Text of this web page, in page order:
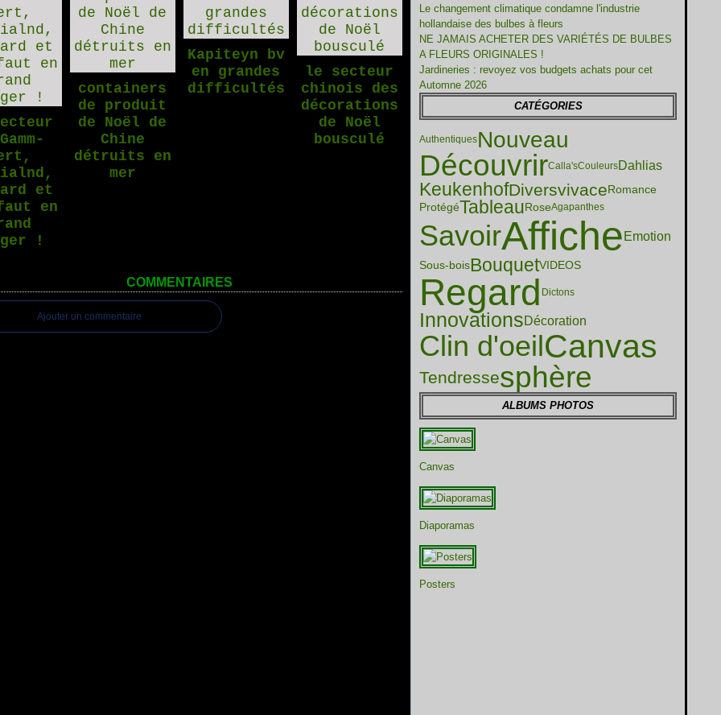
et
en
!
containers
de produit
de Noël de
Chine
détruits en
mer
Kapiteyn bv
en grandes
difficultés
le secteur
chinois des
décorations
de Noël
bousculé
COMMENTAIRES
Ajouter un commentaire
Le changement climatique condamne l'industrie
hollandaise des bulbes à fleurs
NE JAMAIS ACHETER DES VARIÉTÉS DE BULBES
A FLEURS ORIGINALES !
Jardineries : revoyez vos budgets achats pour cet
Automne 2026
CATÉGORIES
AuthentiquesNouveau
DécouvrirCalla'sCouleursDahlias
KeukenhofDiversvivaceRomance
ProtégéTableauRoseAgapanthes
SavoirAffiche Emotion
Sous-boisBouquetVIDEOS
Regard Dictons
InnovationsDécoration
Clin d'oeilCanvas
Tendressesphère
ALBUMS PHOTOS
Canvas
Diaporamas
Posters